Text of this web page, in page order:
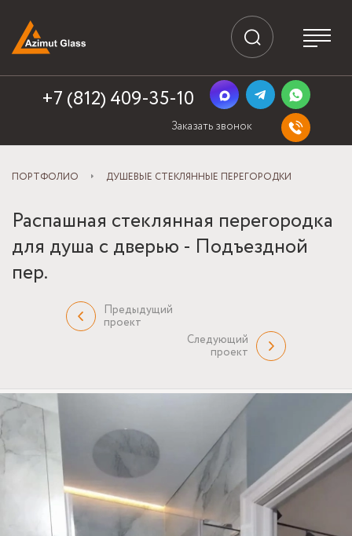
+7 (812) 409-35-10
Заказать звонок
ПОРТФОЛИО ДУШЕВЫЕ СТЕКЛЯННЫЕ ПЕРЕГОРОДКИ
Распашная стеклянная перегородка
для душа с дверью - Подъездной
пер.
Предыдущий
проект
Следующий
проект